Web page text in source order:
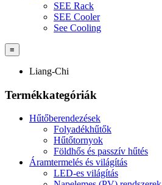
SEE Rack
SEE Cooler
See Cooling
≡
Liang-Chi
Termékkategóriák
Hűtőberendezések
Folyadékhűtők
Hűtőtornyok
Földhős és passzív hűtés
Áramtermelés és világítás
LED-es világítás